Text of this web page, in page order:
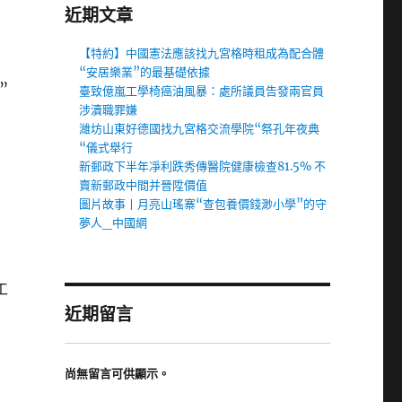
近期文章
【特約】中國憲法應該找九宮格時租成為配合體
“安居樂業”的最基礎依據
臺致億嵐工學椅癌油風暴：處所議員告發兩官員
涉瀆職罪嫌
濰坊山東好德國找九宮格交流學院“祭孔年夜典
“儀式舉行
新郵政下半年凈利跌秀傳醫院健康檢查81.5% 不
賣新郵政中間并晉陞價值
圖片故事丨月亮山瑤寨“查包養價錢渺小學”的守
夢人_中國網
近期留言
尚無留言可供顯示。